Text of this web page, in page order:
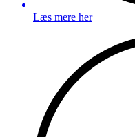
Læs mere her